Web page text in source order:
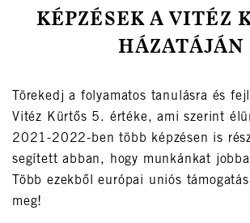
KÉPZÉSEK A VITÉZ
HÁZATÁJÁN
Törekedj a folyamatos tanulásra és
Vitéz Kürtős 5. értéke, ami szerint
2021-2022-ben több képzésen is
segített abban, hogy munkánkat
Több ezekből európai uniós
meg!